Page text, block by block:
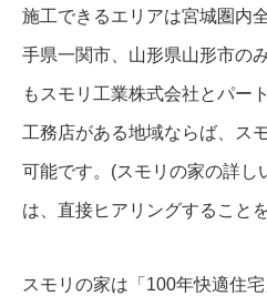
施工できるエリアは宮城圏内
手県一関市、山形県山形市の
もスモリ工業株式会社とパー
工務店がある地域ならば、ス
可能です。(スモリの家の詳し
は、直接ヒアリングすること
スモリの家は「100年快適住